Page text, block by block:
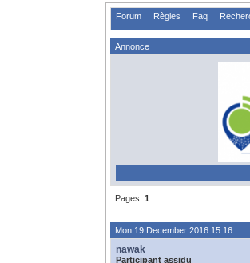
Forum Règles Faq
Annonce
Pages: 1
Mon 19 December 2016 15:16
nawak
Participant assidu